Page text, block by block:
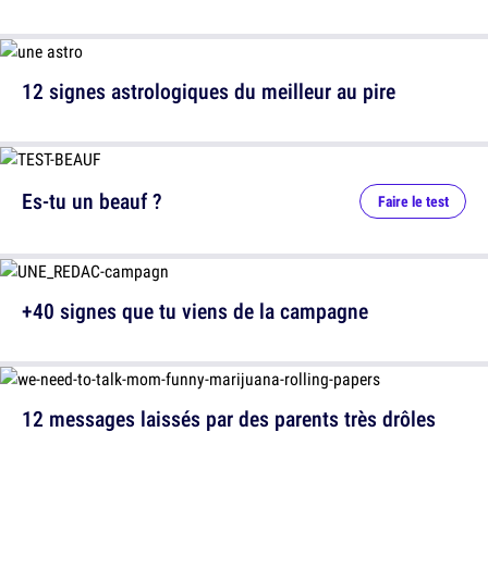
12 signes astrologiques du meilleur au pire
12 messages laissés par des parents très drôles
Es-tu un beauf ? Faire le test
+40 signes que tu viens de la campagne